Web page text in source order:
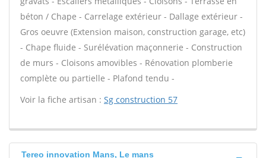
béton / Chape - Carrelage extérieur - Dallage extérieur -
Gros oeuvre (Extension maison, construction garage, etc)
- Chape fluide - Surélévation maçonnerie - Construction
de murs - Cloisons amovibles - Rénovation plomberie
complète ou partielle - Plafond tendu -
Voir la fiche artisan : Sg construction 57
Tereo innovation Mans, Le mans